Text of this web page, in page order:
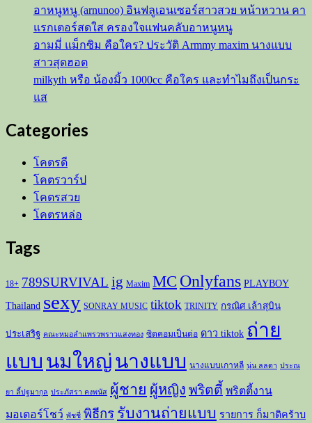
หุ่น
โค
รต
แซ่บ
อาหนูหนู (arnunoo) อินฟลูเอนเซอร์สาวสวย หน้าหวาน คา
แรกเตอร์สดใส ครองใจแฟนคลับอาหนูหนู
อามมี่ แม็กซิม คือใคร? ประวัติ Armmy maxim นางแบบ
สาวสุดฮอต
milkyth หรือ น้องมิ้ว 1000cc คือใคร และทำไมถึงเป็นกระ
แส
Categories
โคตรดี
โคตรวาร์ป
โคตรสวย
โคตรหล่อ
Tags
18+ 789SURVIVAL ig Maxim MC Onlyfans PLAYBOY
Thailand sexy SONRAY MUSIC tiktok TRINITY กรณิศ เล้าสุบิน
ประเสริฐ คณะหมอลำแพรวพราวแสงทอง ซิตคอมเป็นต่อ ดาว tiktok ถ่าย
แบบ นมใหญ่นางแบบ นางแบบเกาหลี นุ่น ลลดา ประณ
ยา ลี้ปฐมากุล ประภัสรา คงพนัส ผู้ชาย ผู้หญิง พริตตี้ พริตตี้งาน
มอเตอร์โชว์ พัชชี่ พิธีกร รับงานถ่ายแบบ รายการ ก็มาดิคร้าบ